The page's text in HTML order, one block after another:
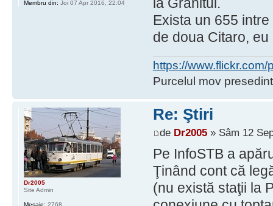
Exista un 655
de doua Citaro,
https://
Purcelul mov
Membru din: Joi 07 Apr 2016, 22:04
Re: Ştiri
de Dr2005» Sâm 12
Pe InfoSTB a
Ţinând cont că
(nu există staţii la
Dr2005
Site Admin